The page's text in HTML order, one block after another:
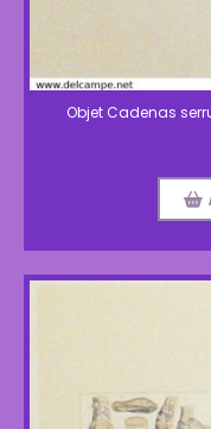
Objet Cadenas